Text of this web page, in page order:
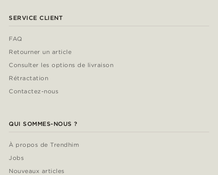
SERVICE CLIENT
FAQ
Retourner un article
Consulter les options de livraison
Rétractation
Contactez-nous
QUI SOMMES-NOUS ?
À propos de Trendhim
Jobs
Nouveaux articles